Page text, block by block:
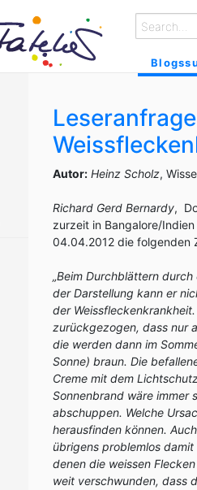
Autor: Heinz Scholz,
Richard Gerd Bernardy,
zurzeit in Bangalore/
04.04.2012 die folgenden
„Beim Durchblättern
der Darstellung kann er
der
zurückgezogen, dass nur
die werden dann im
Sonne) braun. Die
Creme mit dem
Sonnenbrand wäre immer
abschuppen. Welche
herausfinden können.
übrigens problemlos
denen die weissen
weit verschwunden, dass